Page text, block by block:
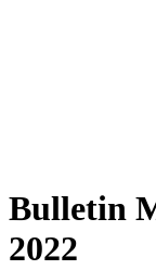
Bulletin
2022